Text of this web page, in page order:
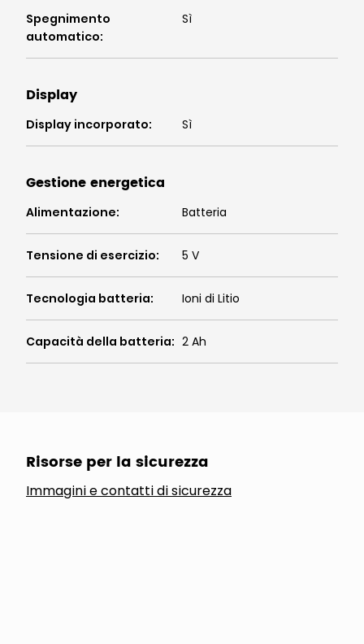
Spegnimento
automatico:
Sì
Display
Display incorporato: Sì
Gestione energetica
Alimentazione: Batteria
Tensione di esercizio: 5 V
Tecnologia batteria: Ioni di Litio
Capacità della batteria: 2 Ah
Risorse per la sicurezza
Immagini e contatti di sicurezza